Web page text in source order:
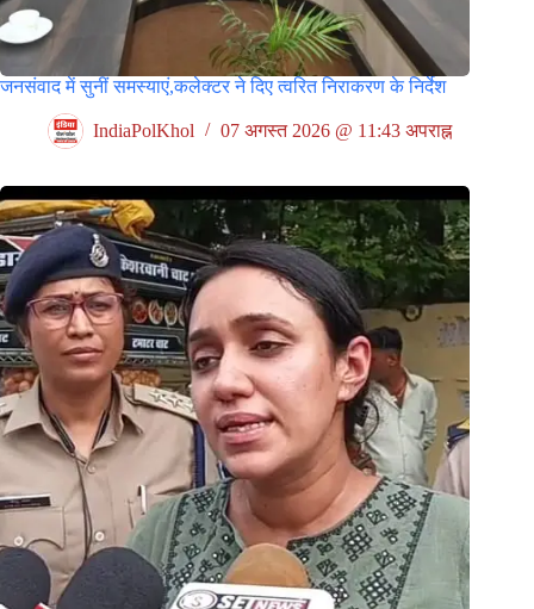
जनसंवाद में सुनीं समस्याएं,कलेक्टर ने दिए त्वरित निराकरण के निर्देश
IndiaPolKhol 07 अगस्त 2026 @ 11:43 अपराह्न